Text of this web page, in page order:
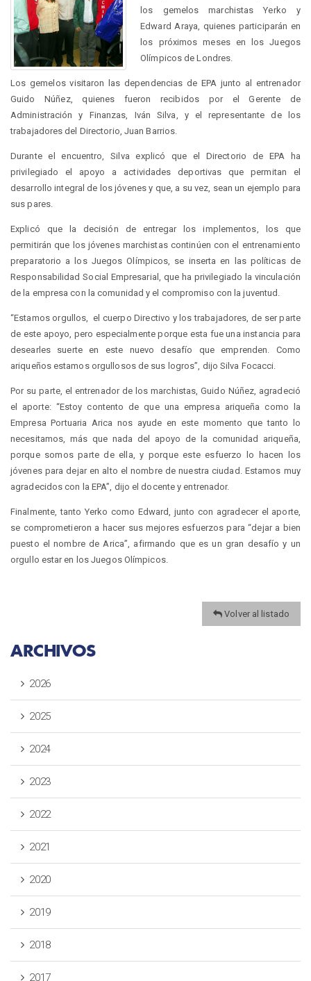
los gemelos marchistas Yerko y
Edward Araya, quienes participarán en
los próximos meses en los Juegos
Olímpicos de Londres.
Los gemelos visitaron las dependencias de EPA junto al entrenador
Guido Núñez, quienes fueron recibidos por el Gerente de
Administración y Finanzas, Iván Silva, y el representante de los
trabajadores del Directorio, Juan Barrios.
Durante el encuentro, Silva explicó que el Directorio de EPA ha
privilegiado el apoyo a actividades deportivas que permitan el
desarrollo integral de los jóvenes y que, a su vez, sean un ejemplo para
sus pares.
Explicó que la decisión de entregar los implementos, los que
permitirán que los jóvenes marchistas continúen con el entrenamiento
preparatorio a los Juegos Olímpicos, se inserta en las políticas de
Responsabilidad Social Empresarial, que ha privilegiado la vinculación
de la empresa con la comunidad y el compromiso con la juventud.
“Estamos orgullos, el cuerpo Directivo y los trabajadores, de ser parte
de este apoyo, pero especialmente porque esta fue una instancia para
desearles suerte en este nuevo desafío que emprenden. Como
ariqueños estamos orgullosos de sus logros”, dijo Silva Focacci.
Por su parte, el entrenador de los marchistas, Guido Núñez, agradeció
el aporte: “Estoy contento de que una empresa ariqueña como la
Empresa Portuaria Arica nos ayude en este momento que tanto lo
necesitamos, más que nada del apoyo de la comunidad ariqueña,
porque somos parte de ella, y porque este esfuerzo lo hacen los
jóvenes para dejar en alto el nombre de nuestra ciudad. Estamos muy
agradecidos con la EPA”, dijo el docente y entrenador.
Finalmente, tanto Yerko como Edward, junto con agradecer el aporte,
se comprometieron a hacer sus mejores esfuerzos para “dejar a bien
puesto el nombre de Arica”, afirmando que es un gran desafío y un
orgullo estar en los Juegos Olímpicos.
Volver al listado
ARCHIVOS
2026
2025
2024
2023
2022
2021
2020
2019
2018
2017